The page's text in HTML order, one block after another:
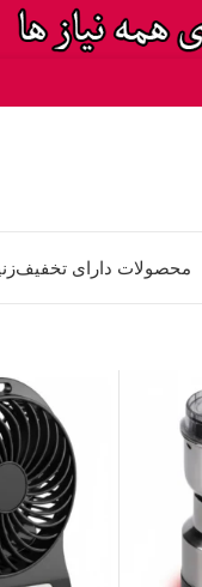
محصولات دارای تخفیف